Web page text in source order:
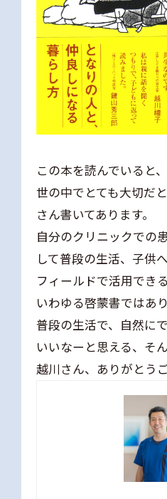
この本を読んでいると
世の中でとても大切だ
さん書いてあります。
自分のクリニックでの
して普段の生活、子供
フィールドで活用でき
いわゆる啓蒙書ではあ
普段の生活で、自然に
いいなーと思える、そ
越川さん、ありがとう